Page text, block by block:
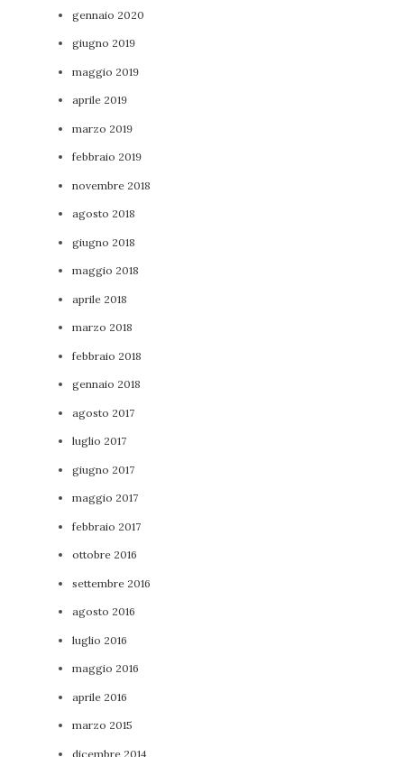
gennaio 2020
giugno 2019
maggio 2019
aprile 2019
marzo 2019
febbraio 2019
novembre 2018
agosto 2018
giugno 2018
maggio 2018
aprile 2018
marzo 2018
febbraio 2018
gennaio 2018
agosto 2017
luglio 2017
giugno 2017
maggio 2017
febbraio 2017
ottobre 2016
settembre 2016
agosto 2016
luglio 2016
maggio 2016
aprile 2016
marzo 2015
dicembre 2014